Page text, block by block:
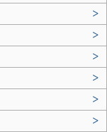
>
>
>
>
>
>